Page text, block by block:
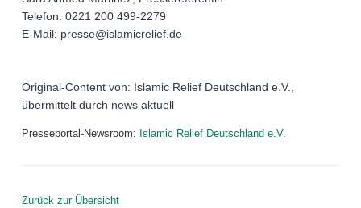
Telefon: 0221 200 499-2279
E-Mail: presse@islamicrelief.de
Original-Content von: Islamic Relief Deutschland e.V.,
übermittelt durch news aktuell
Presseportal-Newsroom: Islamic Relief Deutschland e.V.
Zurück zur Übersicht